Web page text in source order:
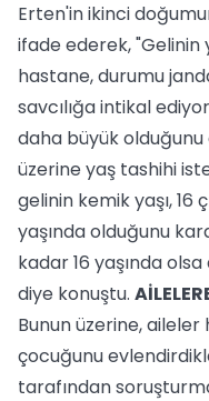
Erten'in ikinci
ifade ederek, "Gelinin
hastane, durumu
savcılığa intikal
daha büyük olduğunu
üzerine yaş tashihi
gelinin kemik yaşı, 16
yaşında olduğunu
kadar 16 yaşında
diye konuştu.
Bunun üzerine, aileler
çocuğunu
tarafından